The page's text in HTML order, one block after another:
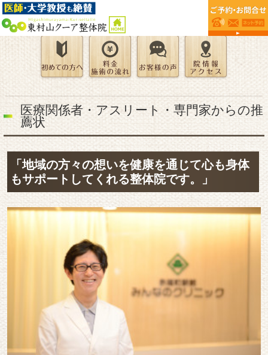
医療関係者・アスリート・専門家からの推
薦状
「地域の方々の想いを健康を通じて心も身体
もサポートしてくれる整体院です。」